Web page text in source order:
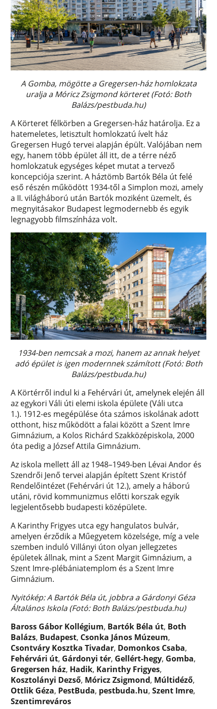
A Gomba, mögötte a Gregersen-ház homlokzata
uralja a Móricz Zsigmond körteret (Fotó: Both
Balázs/pestbuda.hu)
A Körteret félkörben a Gregersen-ház határolja. Ez a
hatemeletes, letisztult homlokzatú ívelt ház
Gregersen Hugó tervei alapján épült. Valójában nem
egy, hanem több épület áll itt, de a térre néző
homlokzatuk egységes képet mutat a tervező
koncepciója szerint. A háztömb Bartók Béla út felé
eső részén működött 1934-től a Simplon mozi, amely
a II. világháború után Bartók moziként üzemelt, és
megnyitásakor Budapest legmodernebb és egyik
legnagyobb filmszínháza volt.
1934-ben nemcsak a mozi, hanem az annak helyet
adó épület is igen modernnek számított (Fotó: Both
Balázs/pestbuda.hu)
A Körtérről indul ki a Fehérvári út, amelynek elején áll
az egykori Váli úti elemi iskola épülete (Váli utca
1.). 1912-es megépülése óta számos iskolának adott
otthont, hisz működött a falai között a Szent Imre
Gimnázium, a Kolos Richárd Szakközépiskola, 2000
óta pedig a József Attila Gimnázium.
Az iskola mellett áll az 1948–1949-ben Lévai Andor és
Szendrői Jenő tervei alapján épített Szent Kristóf
Rendelőintézet (Fehérvári út 12.), amely a háború
utáni, rövid kommunizmus előtti korszak egyik
legjelentősebb budapesti középülete.
A Karinthy Frigyes utca egy hangulatos bulvár,
amelyen érződik a Műegyetem közelsége, míg a vele
szemben induló Villányi úton olyan jellegzetes
épületek állnak, mint a Szent Margit Gimnázium, a
Szent Imre-plébániatemplom és a Szent Imre
Gimnázium.
Nyitókép: A Bartók Béla út, jobbra a Gárdonyi Géza
Általános Iskola (Fotó: Both Balázs/pestbuda.hu)
Baross Gábor Kollégium, Bartók Béla út, Both
Balázs, Budapest, Csonka János Múzeum,
Csontváry Kosztka Tivadar, Domonkos Csaba,
Fehérvári út, Gárdonyi tér, Gellért-hegy, Gomba,
Gregersen ház, Hadik, Karinthy Frigyes,
Kosztolányi Dezső, Móricz Zsigmond, Múltidéző,
Ottlik Géza, PestBuda, pestbuda.hu,Szent Imre,
Szentimreváros